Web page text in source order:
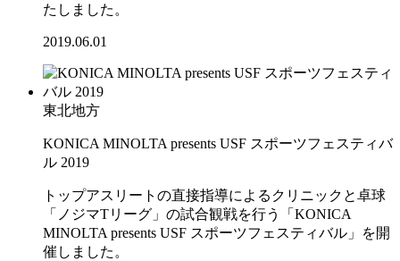
たしました。
2019.06.01
東北地方
KONICA MINOLTA presents USF スポーツフェスティバ
ル 2019
トップアスリートの直接指導によるクリニックと卓球
「ノジマTリーグ」の試合観戦を行う「KONICA
MINOLTA presents USF スポーツフェスティバル」を開
催しました。